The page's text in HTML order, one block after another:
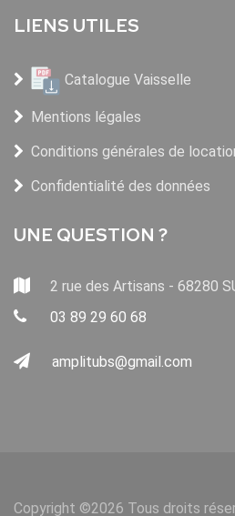
LIENS UTILES
Catalogue Vaisselle
Mentions légales
Conditions générales de
Confidentialité des données
UNE QUESTION ?
2 rue des Artisans - 68280
03 89 29 60 68
amplitubs@gmail.com
Copyright ©2026 Tous droits